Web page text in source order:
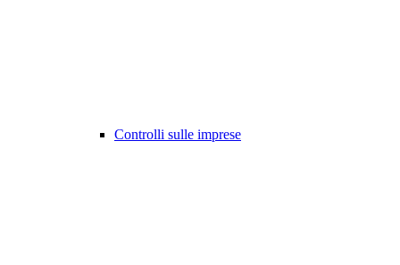
Controlli sulle imprese